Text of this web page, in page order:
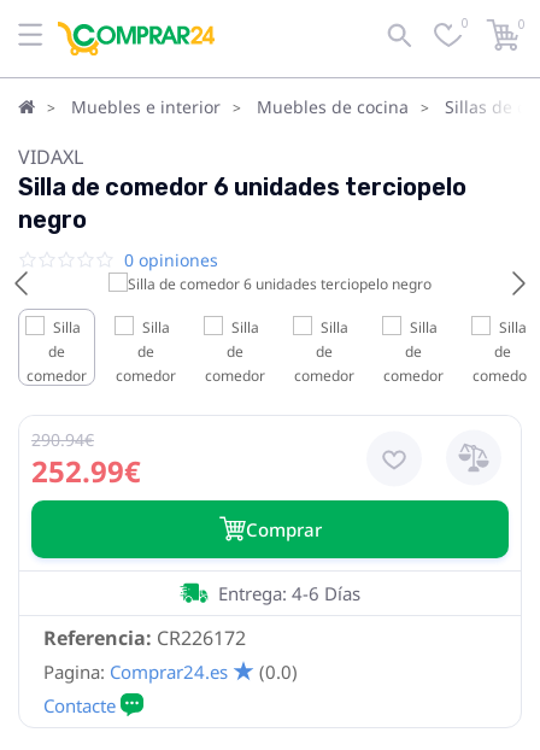
0 0
Muebles e interior Muebles de cocina Sillas de
VIDAXL
Silla de comedor 6 unidades terciopelo
negro
0 opiniones
252.99€
290.94€
Сomprar
Referencia: CR226172
Entrega: 4-6 Días
Pagina: Comprar24.es (0.0)